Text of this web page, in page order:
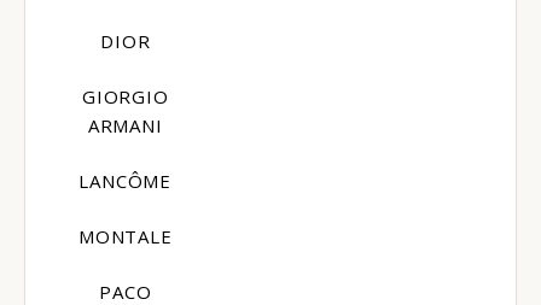
DIOR
GIORGIO
ARMANI
LANCÔME
MONTALE
PACO